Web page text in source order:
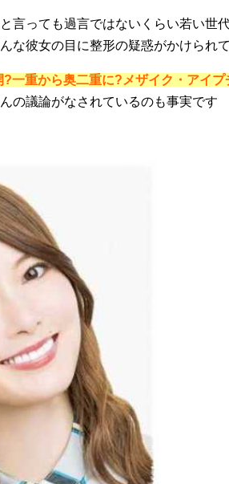
言っても過言ではないくらい若い世
な彼女の目に整形の疑惑がかけられ
?一重から奥二重に?メザイク・アイプ
の議論がなされているのも事実です